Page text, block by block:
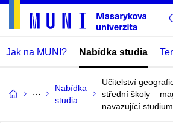
Jak na MUNI? Nabídka studia
Nabídka
studia
Učitelství
střední školy –
navazující studium